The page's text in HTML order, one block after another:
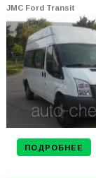
JMC Ford Transit
ПОДРОБНЕЕ